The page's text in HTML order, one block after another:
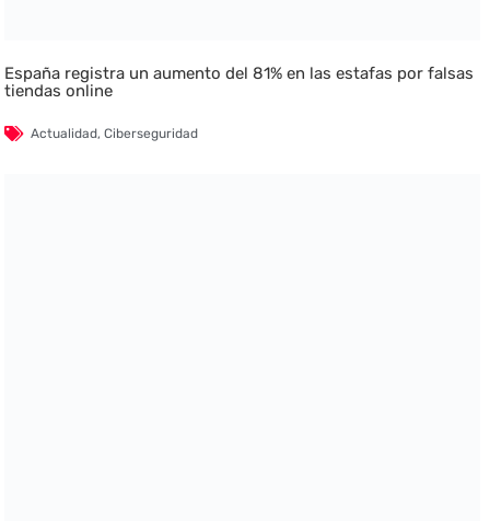
España registra un aumento del 81% en las estafas por falsas
tiendas online
Actualidad,Ciberseguridad